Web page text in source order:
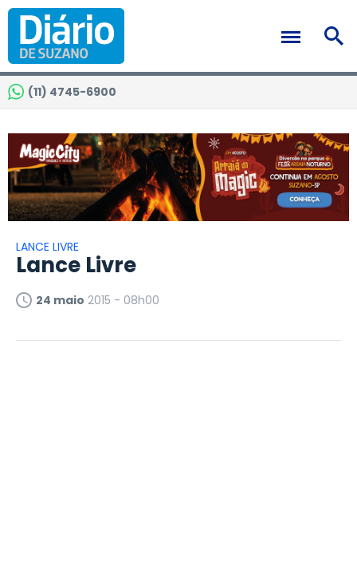
(11) 4745-6900
LANCE LIVRE
Lance Livre
24 maio 2015 - 08h00